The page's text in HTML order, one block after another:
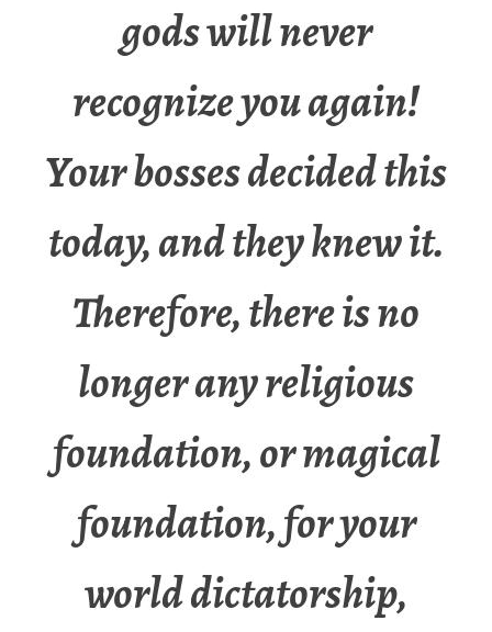
gods will never
recognize you again!
Your bosses decided this
today, and they knew it.
Therefore, there is no
longer any religious
foundation, or magical
foundation, for your
world dictatorship,